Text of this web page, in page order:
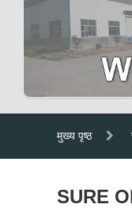
मुख्य पृष्ठ
SURE